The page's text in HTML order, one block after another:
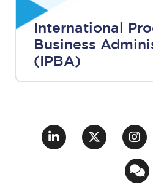
International
Business
(IPBA)